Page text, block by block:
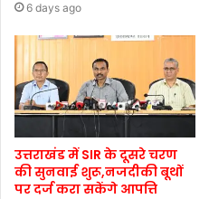
6 days ago
उत्तराखंड में SIR के दूसरे चरण
की सुनवाई शुरू,नजदीकी बूथों
पर दर्ज करा सकेंगे आपत्ति